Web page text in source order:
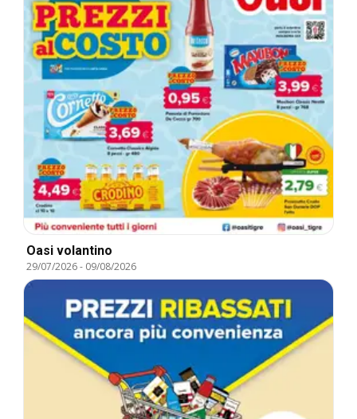
Oasi volantino
29/07/2026- 09/08/2026